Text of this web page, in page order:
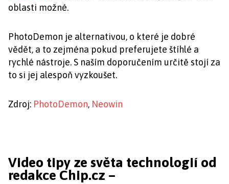
oblasti možné.
PhotoDemon je alternativou, o které je dobré
vědět, a to zejména pokud preferujete štíhlé a
rychlé nástroje. S naším doporučením určitě stojí za
to si jej alespoň vyzkoušet.
Zdroj: PhotoDemon, Neowin
Video tipy ze světa technologií od
redakce Chip.cz –